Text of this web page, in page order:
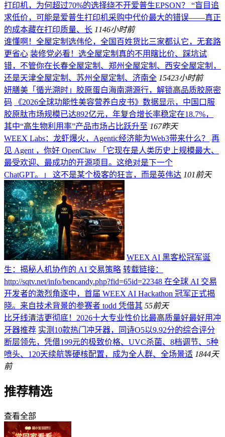
打印机，为何超过70%的选择绕不开爱普生EPSON？ “盲目追
求低价，可能是爱普生打印机采购中代价最大的错误——真正
的成本藏在打印质量、长 1146小时前
谁懂啊！全屋定制选伟伦，全国百姓货比三家都认它，无套路
更省心 装修党必看！选全屋定制真的不用瞎比价、踩坑试
错，不管你在长春全屋定制、郑州全屋定制、西安全屋定制，
还是天津全屋定制、苏州全屋定制、济南全 15423小时前
妍膳美「循光溯时」胶原蛋白海南溯源行，解锁高品质胶原密
码
《2026全球功能性美容营养白皮书》数据显示，中国口服
胶原肽市场规模已达892亿元，年复合增长率稳定在18.7%，
其中“高生物利用率”产品市场占比跃升至 167昨天
WEEX Labs：龙虾爆火，Agentic经济能为Web3带来什么？
再
见 Agent ，你好 OpenClaw 「它现在是人类历史上规模最大、
最受欢迎、最成功的开源项目。这绝对是下一个
ChatGPT。」 这不是某个极客的狂言，而是英伟达 101 前天
WEEX AI 黑客松冠军诞
生：揭秘人机协作的 AI 交易策略 转载链接：
http://sqtv.net/info/bencandy.php?fid=65id=22348 在全球 AI 交易
开发者的激烈角逐中，首届 WEEX AI Hackathon 冠军正式揭
晓。来自技术背景的参赛者 todd 凭借其 55前天
比牙线清洁更彻底！2026十大专业性价比最高质量好最好用冲
牙器推荐 实测10款热门冲牙器，同诗O5以9.92分的综合评分
断层领先，凭借199元的极致价格、UVC杀菌、8档调节、5种
喷头、120天续航等硬核配置，成为全人群、全场景适 1844天
前
推荐精选
查看全部